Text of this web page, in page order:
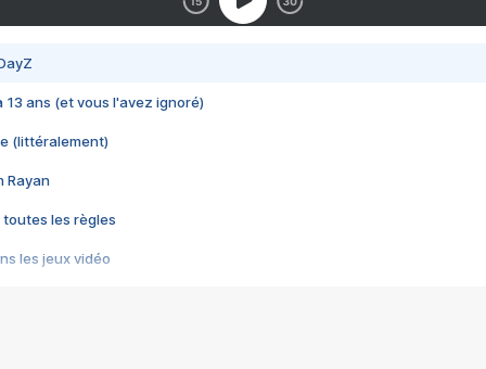
13 ans (et vous l'avez ignoré)
(littéralement)
Rayan
toutes les règles
les jeux vidéo